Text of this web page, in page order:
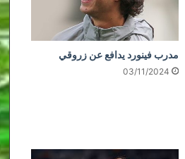
مدرب فينورد يدافع عن زروقي
03/11/2024